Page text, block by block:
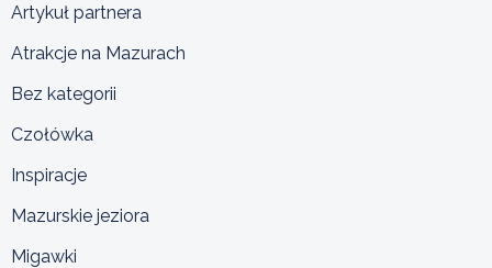
Artykuł partnera
Atrakcje na Mazurach
Bez kategorii
Czołówka
Inspiracje
Mazurskie jeziora
Migawki